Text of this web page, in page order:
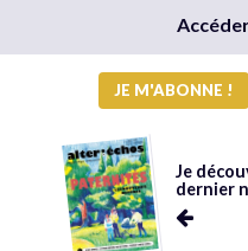
JE M'ABONNE !
Je
dernier